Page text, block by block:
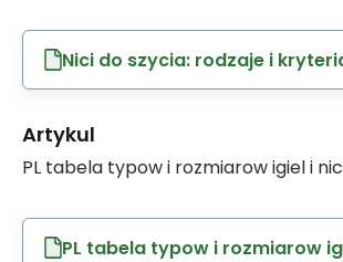
Nici do szycia: rodzaje i
Artykul
PL tabela typow i rozmiarow igiel i
PL tabela typow i rozmiarow